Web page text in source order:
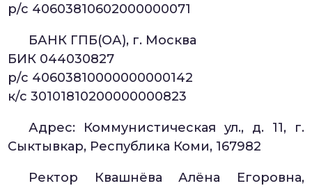
р/с 40603810602000000071
БАНК ГПБ(ОА), г. Москва
БИК 044030827
р/с 40603810000000000142
к/с 30101810200000000823
Адрес: Коммунистическая ул., д. 11, г.
Сыктывкар, Республика Коми, 167982
Ректор Квашнёва Алёна Егоровна,